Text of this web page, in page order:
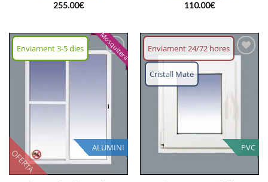
255.00€ 110.00€
OFERTA
Enviament 3-5 dies
ALUMINI
Mosquitera
Afegeix
Enviament 24/72 hores
PVC
Cristall Mate
Afegeix